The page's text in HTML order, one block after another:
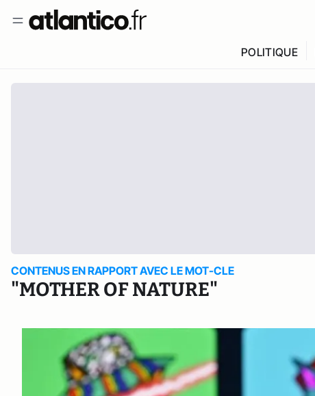
POLITIQUE
CONTENUS EN RAPPORT AVEC LE MOT-CLE
"MOTHER OF NATURE"